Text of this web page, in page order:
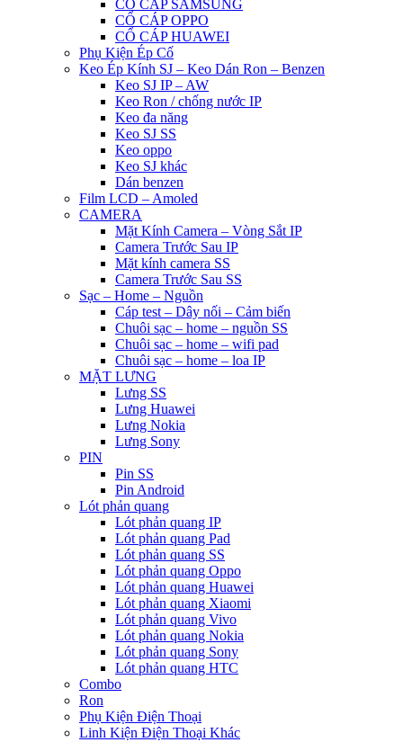
CỔ CÁP SAMSUNG
CỔ CÁP OPPO
CỔ CÁP HUAWEI
Phụ Kiện Ép Cố
Keo Ép Kính SJ – Keo Dán Ron – Benzen
Keo SJ IP – AW
Keo Ron / chống nước IP
Keo đa năng
Keo SJ SS
Keo oppo
Keo SJ khác
Dán benzen
Film LCD – Amoled
CAMERA
Mặt Kính Camera – Vòng Sắt IP
Camera Trước Sau IP
Mặt kính camera SS
Camera Trước Sau SS
Sạc – Home – Nguồn
Cáp test – Dây nối – Cảm biến
Chuôi sạc – home – nguồn SS
Chuôi sạc – home – wifi pad
Chuôi sạc – home – loa IP
MẶT LƯNG
Lưng SS
Lưng Huawei
Lưng Nokia
Lưng Sony
PIN
Pin SS
Pin Android
Lót phản quang
Lót phản quang IP
Lót phản quang Pad
Lót phản quang SS
Lót phản quang Oppo
Lót phản quang Huawei
Lót phản quang Xiaomi
Lót phản quang Vivo
Lót phản quang Nokia
Lót phản quang Sony
Lót phản quang HTC
Combo
Ron
Phụ Kiện Điện Thoại
Linh Kiện Điện Thoại Khác